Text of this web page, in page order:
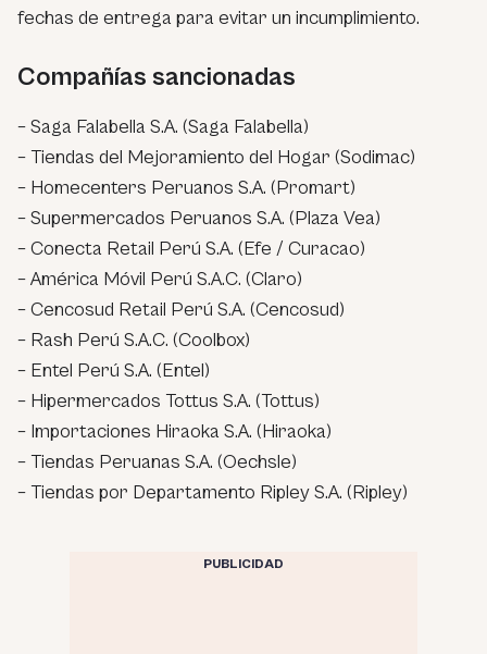
fechas de entrega para evitar un incumplimiento.
Compañías sancionadas
– Saga Falabella S.A. (Saga Falabella)
– Tiendas del Mejoramiento del Hogar (Sodimac)
– Homecenters Peruanos S.A. (Promart)
– Supermercados Peruanos S.A. (Plaza Vea)
– Conecta Retail Perú S.A. (Efe / Curacao)
– América Móvil Perú S.A.C. (Claro)
– Cencosud Retail Perú S.A. (Cencosud)
– Rash Perú S.A.C. (Coolbox)
– Entel Perú S.A. (Entel)
– Hipermercados Tottus S.A. (Tottus)
– Importaciones Hiraoka S.A. (Hiraoka)
– Tiendas Peruanas S.A. (Oechsle)
– Tiendas por Departamento Ripley S.A. (Ripley)
PUBLICIDAD